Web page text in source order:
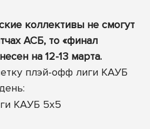
коллективы не смогут
АСБ, то «финал
на 12-13 марта.
плэй-офф лиги КАУБ